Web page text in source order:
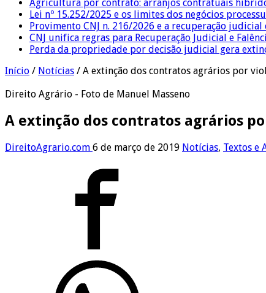
Agricultura por contrato: arranjos contratuais
Lei nº 15.252/2025 e os limites dos negócios
Provimento CNJ n. 216/2026 e a recuperação
CNJ unifica regras para Recuperação Judicial e
Perda da propriedade por decisão judicial gera
Início / Notícias / A extinção dos contratos agrários por
Direito Agrário - Foto de Manuel Masseno
A extinção dos contratos agrários
DireitoAgrario.com 6 de março de 2019 Notícias, Textos e